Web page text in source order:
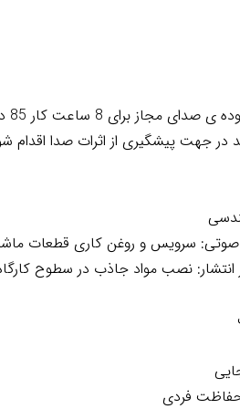
در جهت پیشگیری از اثرات صدا اقدام
سرویس و روغن کاری قطعات
نصب مواد جاذب در سطوح
حفاظت فردی